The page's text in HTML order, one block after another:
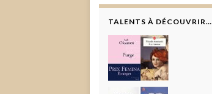
TALENTS À DÉCOUVRIR…